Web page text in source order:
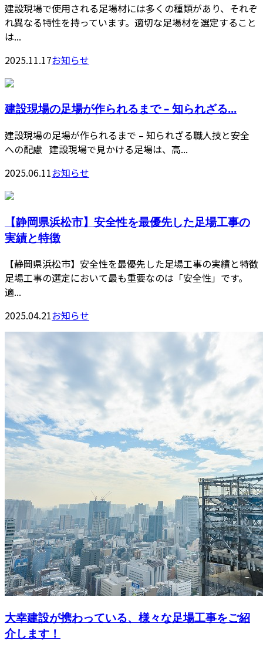
建設現場で使用される足場材には多くの種類があり、それぞ
れ異なる特性を持っています。適切な足場材を選定すること
は...
2025.11.17お知らせ
建設現場の足場が作られるまで – 知られざる...
建設現場の足場が作られるまで – 知られざる職人技と安全
への配慮 建設現場で見かける足場は、高...
2025.06.11お知らせ
【静岡県浜松市】安全性を最優先した足場工事の
実績と特徴
【静岡県浜松市】安全性を最優先した足場工事の実績と特徴
足場工事の選定において最も重要なのは「安全性」です。
適...
2025.04.21お知らせ
大幸建設が携わっている、様々な足場工事をご紹
介します！